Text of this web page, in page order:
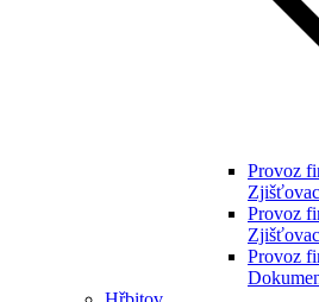
Provoz
Provoz
Provoz